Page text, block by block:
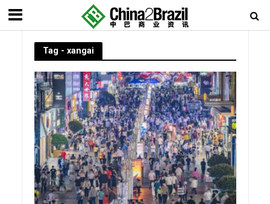
Tag - xangai